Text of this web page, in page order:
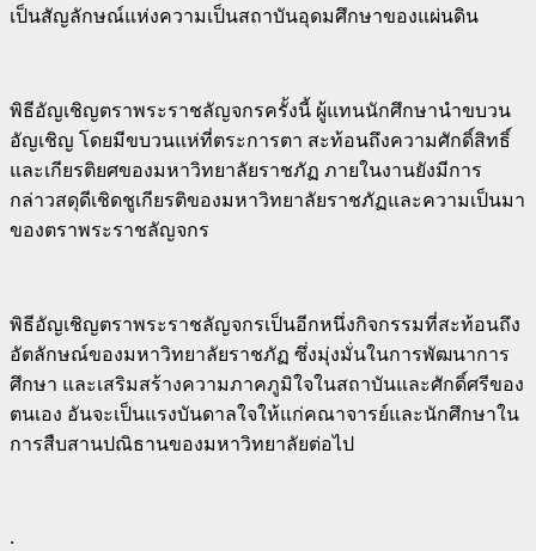
เป็นสัญลักษณ์แห่งความเป็นสถาบันอุดมศึกษาของแผ่นดิน
พิธีอัญเชิญตราพระราชลัญจกรครั้งนี้ ผู้แทนนักศึกษานำขบวน
อัญเชิญ โดยมีขบวนแห่ที่ตระการตา สะท้อนถึงความศักดิ์สิทธิ์
และเกียรติยศของมหาวิทยาลัยราชภัฏ ภายในงานยังมีการ
กล่าวสดุดีเชิดชูเกียรติของมหาวิทยาลัยราชภัฏและความเป็นมา
ของตราพระราชลัญจกร
พิธีอัญเชิญตราพระราชลัญจกรเป็นอีกหนึ่งกิจกรรมที่สะท้อนถึง
อัตลักษณ์ของมหาวิทยาลัยราชภัฏ ซึ่งมุ่งมั่นในการพัฒนาการ
ศึกษา และเสริมสร้างความภาคภูมิใจในสถาบันและศักดิ์ศรีของ
ตนเอง อันจะเป็นแรงบันดาลใจให้แก่คณาจารย์และนักศึกษาใน
การสืบสานปณิธานของมหาวิทยาลัยต่อไป
.